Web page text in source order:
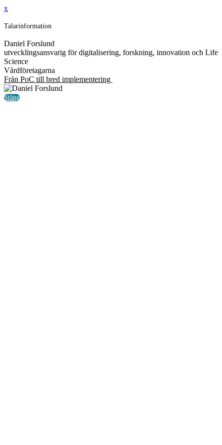
x
Talarinformation
Daniel Forslund
utvecklingsansvarig för digitalisering, forskning, innovation och Life
Science
Vårdföretagarna
Från PoC till bred implementering
Stäng